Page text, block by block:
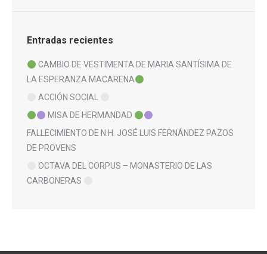
Entradas recientes
CAMBIO DE VESTIMENTA DE MARIA SANTÍSIMA DE
LA ESPERANZA MACARENA
ACCIÓN SOCIAL
MISA DE HERMANDAD
FALLECIMIENTO DE N.H. JOSÉ LUIS FERNÁNDEZ PAZOS
DE PROVENS
OCTAVA DEL CORPUS – MONASTERIO DE LAS
CARBONERAS